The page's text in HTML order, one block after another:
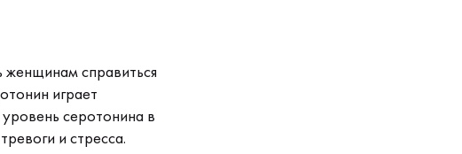
женщинам справиться
играет
серотонина в
и стресса.